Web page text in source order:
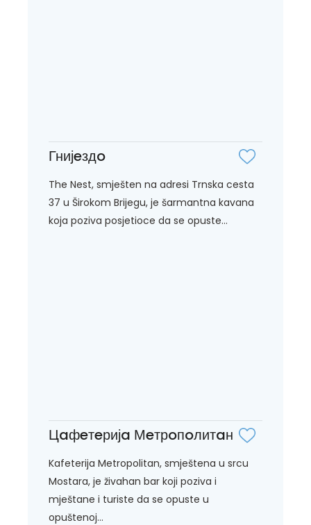
Гнијeздo
The Nest, smješten na adresi Trnska cesta
37 u Širokom Brijegu, je šarmantna kavana
koja poziva posjetioce da se opuste...
Цaфeтeријa Мeтрoпoлитaн
Kafeterija Metropolitan, smještena u srcu
Mostara, je živahan bar koji poziva i
mještane i turiste da se opuste u
opuštenoj...